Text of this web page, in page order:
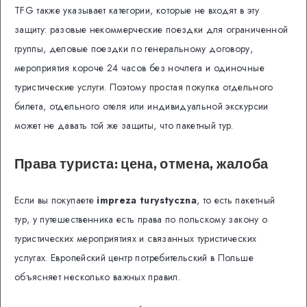
TFG также указывает категории, которые не входят в эту
защиту: разовые некоммерческие поездки для ограниченной
группы, деловые поездки по генеральному договору,
мероприятия короче 24 часов без ночлега и одиночные
туристические услуги. Поэтому простая покупка отдельного
билета, отдельного отеля или индивидуальной экскурсии
может не давать той же защиты, что пакетный тур.
Права туриста: цена, отмена, жалоба
Если вы покупаете impreza turystyczna, то есть пакетный
тур, у путешественника есть права по польскому закону о
туристических мероприятиях и связанных туристических
услугах. Европейский центр потребительский в Польше
объясняет несколько важных правил.